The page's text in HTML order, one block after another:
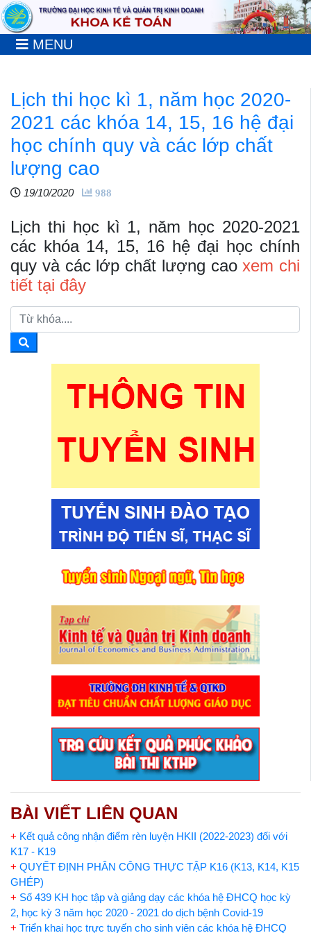
MENU
Lịch thi học kì 1, năm học 2020-
2021 các khóa 14, 15, 16 hệ đại
học chính quy và các lớp chất
lượng cao
19/10/2020 988
Lịch thi học kì 1, năm học 2020-2021
các khóa 14, 15, 16 hệ đại học chính
quy và các lớp chất lượng cao xem chi
tiết tại đây
BÀI VIẾT LIÊN QUAN
+ Kết quả công nhận điểm rèn luyện HKII (2022-2023) đối với
K17 - K19
+ QUYẾT ĐỊNH PHÂN CÔNG THỰC TẬP K16 (K13, K14, K15
GHÉP)
+ Số 439 KH học tập và giảng dạy các khóa hệ ĐHCQ học kỳ
2, học kỳ 3 năm học 2020 - 2021 do dịch bệnh Covid-19
+ Triển khai học trực tuyến cho sinh viên các khóa hệ ĐHCQ